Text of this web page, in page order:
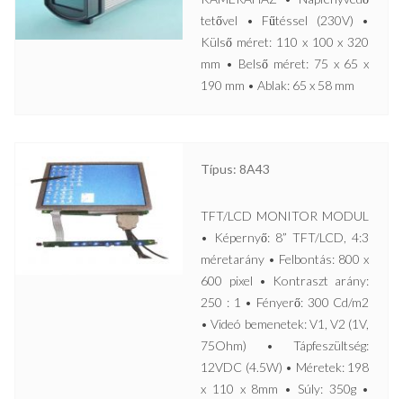
tetővel • Fűtéssel (230V) •
Külső méret: 110 x 100 x 320
mm • Belső méret: 75 x 65 x
190 mm • Ablak: 65 x 58 mm
Típus: 8A43
TFT/LCD MONITOR MODUL
• Képernyő: 8” TFT/LCD, 4:3
méretarány • Felbontás: 800 x
600 pixel • Kontraszt arány:
250 : 1 • Fényerő: 300 Cd/m2
• Videó bemenetek: V1, V2 (1V,
75Ohm) • Tápfeszültség:
12VDC (4.5W) • Méretek: 198
x 110 x 8mm • Súly: 350g •